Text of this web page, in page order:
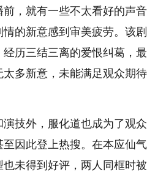
，就有一些不太看好的声
的新意感到审美疲劳。该
历三结三离的爱恨纠葛，
多新意，未能满足观众期待
演技外，服化道也成为了观
因此登上热搜。在本应仙
未得到好评，两人同框时